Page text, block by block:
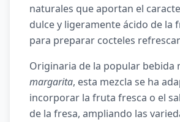
naturales que aportan el
dulce y ligeramente ácido de la
para preparar cocteles
Originaria de la popular bebida
margarita, esta mezcla se ha
incorporar la fruta fresca o el
de la fresa, ampliando las